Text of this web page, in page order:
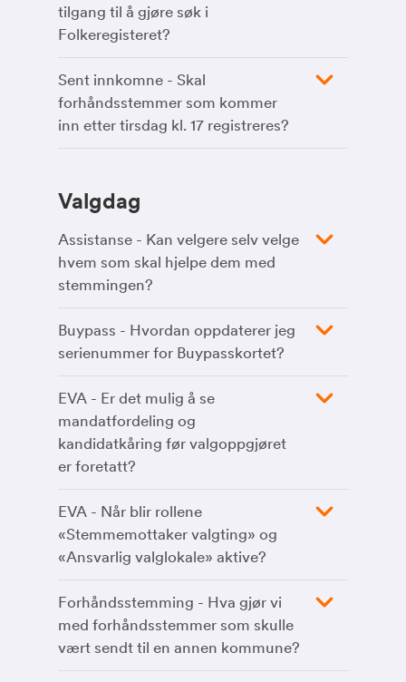
tilgang til å gjøre søk i
Folkeregisteret?
Sent innkomne - Skal
forhåndsstemmer som kommer
inn etter tirsdag kl. 17 registreres?
Valgdag
Assistanse - Kan velgere selv velge
hvem som skal hjelpe dem med
stemmingen?
Buypass - Hvordan oppdaterer jeg
serienummer for Buypasskortet?
EVA - Er det mulig å se
mandatfordeling og
kandidatkåring før valgoppgjøret
er foretatt?
EVA - Når blir rollene
«Stemmemottaker valgting» og
«Ansvarlig valglokale» aktive?
Forhåndsstemming - Hva gjør vi
med forhåndsstemmer som skulle
vært sendt til en annen kommune?